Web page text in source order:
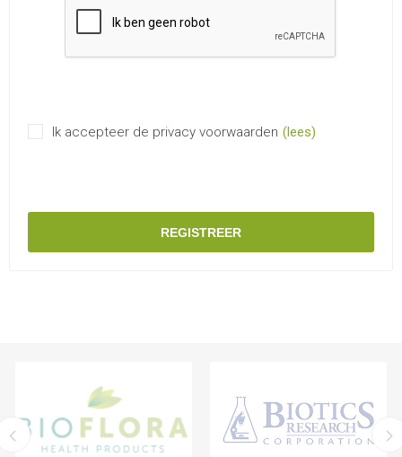
Ik accepteer de privacy voorwaarden (lees)
REGISTREER